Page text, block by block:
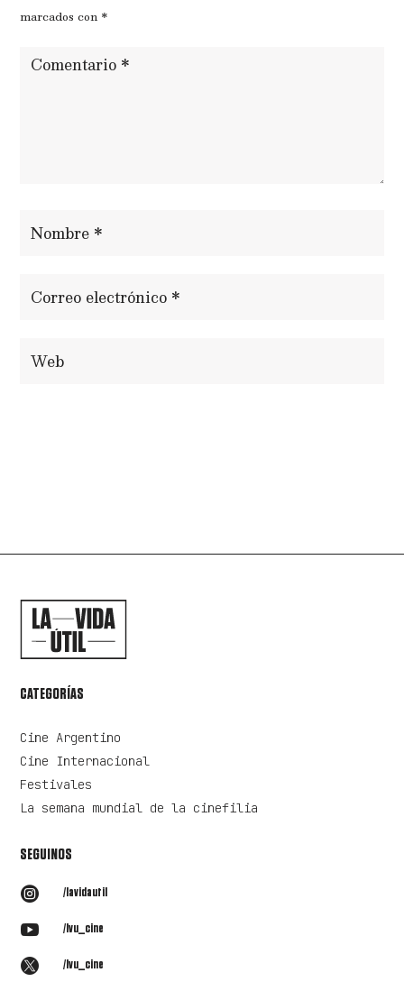
marcados con *
CATEGORÍAS
Cine Argentino
Cine Internacional
Festivales
La semana mundial de la cinefilia
SEGUINOS
 /lavidautil
 /lvu_cine
 /lvu_cine